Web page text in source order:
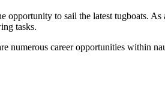
to sail the latest tugboats.
tasks.
numerous career opportunities within